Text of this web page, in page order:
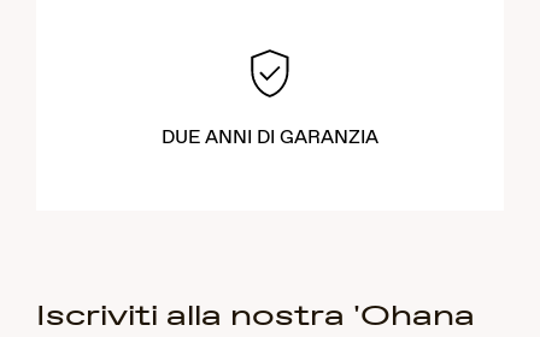
DUE ANNI DI GARANZIA
Iscriviti alla nostra 'Ohana